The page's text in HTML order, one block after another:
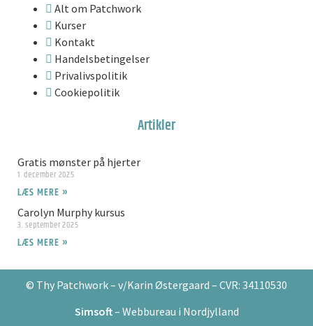
Alt om Patchwork
Kurser
Kontakt
Handelsbetingelser
Privalivspolitik
Cookiepolitik
Artikler
Gratis mønster på hjerter
1. december 2025
LÆS MERE »
Carolyn Murphy kursus
3. september 2025
LÆS MERE »
© Thy Patchwork – v/Karin Østergaard – CVR: 34110530
Simsoft– Webbureau i Nordjylland